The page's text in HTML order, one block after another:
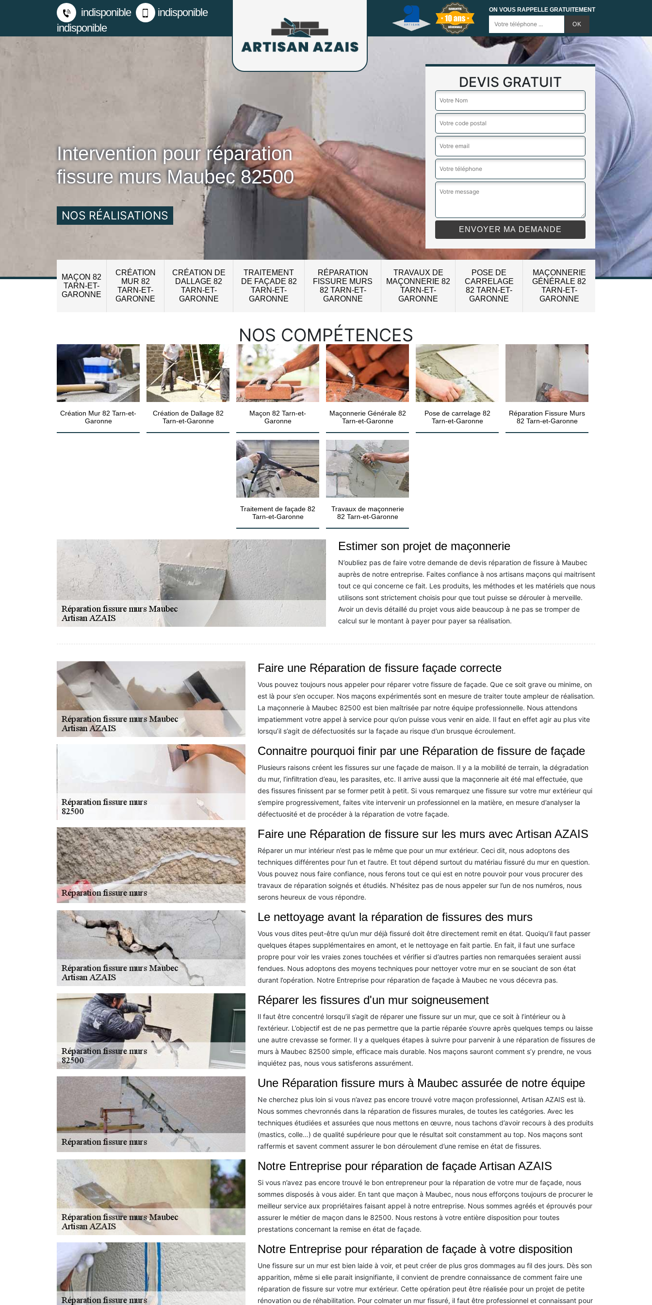
indisponible
indisponible
indisponible
ON VOUS RAPPELLE GRATUITEMENT
Intervention pour réparation
fissure murs Maubec 82500
NOS RÉALISATIONS
DEVIS GRATUIT
MAÇON 82
TARN-ET-
GARONNE
CRÉATION
MUR 82
TARN-ET-
GARONNE
CRÉATION DE
DALLAGE 82
TARN-ET-
GARONNE
TRAITEMENT
DE FAÇADE 82
TARN-ET-
GARONNE
RÉPARATION
FISSURE MURS
82 TARN-ET-
GARONNE
TRAVAUX DE
MAÇONNERIE 82
TARN-ET-
GARONNE
POSE DE
CARRELAGE
82 TARN-ET-
GARONNE
MAÇONNERIE
GÉNÉRALE 82
TARN-ET-
GARONNE
NOS COMPÉTENCES
Création Mur 82 Tarn-et-
Garonne
Création de Dallage 82
Tarn-et-Garonne
Maçon 82 Tarn-et-
Garonne
Maçonnerie Générale 82
Tarn-et-Garonne
Pose de carrelage 82
Tarn-et-Garonne
Réparation Fissure Murs
82 Tarn-et-Garonne
Traitement de façade 82
Tarn-et-Garonne
Travaux de maçonnerie
82 Tarn-et-Garonne
Estimer son projet de maçonnerie
N’oubliez pas de faire votre demande de devis réparation de fissure à Maubec
auprès de notre entreprise. Faites confiance à nos artisans maçons qui maitrisent
tout ce qui concerne ce fait. Les produits, les méthodes et les matériels que nous
utilisons sont strictement choisis pour que tout puisse se dérouler à merveille.
Avoir un devis détaillé du projet vous aide beaucoup à ne pas se tromper de
calcul sur le montant à payer pour payer sa réalisation.
Faire une Réparation de fissure façade correcte
Vous pouvez toujours nous appeler pour réparer votre fissure de façade. Que ce soit grave ou minime, on
est là pour s’en occuper. Nos maçons expérimentés sont en mesure de traiter toute ampleur de réalisation.
La maçonnerie à Maubec 82500 est bien maîtrisée par notre équipe professionnelle. Nous attendons
impatiemment votre appel à service pour qu’on puisse vous venir en aide. Il faut en effet agir au plus vite
lorsqu’il s’agit de défectuosités sur la façade au risque d’un brusque écroulement.
Connaitre pourquoi finir par une Réparation de fissure de façade
Plusieurs raisons créent les fissures sur une façade de maison. Il y a la mobilité de terrain, la dégradation
du mur, l’infiltration d’eau, les parasites, etc. Il arrive aussi que la maçonnerie ait été mal effectuée, que
des fissures finissent par se former petit à petit. Si vous remarquez une fissure sur votre mur extérieur qui
s’empire progressivement, faites vite intervenir un professionnel en la matière, en mesure d’analyser la
défectuosité et de procéder à la réparation de votre façade.
Faire une Réparation de fissure sur les murs avec Artisan AZAIS
Réparer un mur intérieur n’est pas le même que pour un mur extérieur. Ceci dit, nous adoptons des
techniques différentes pour l’un et l’autre. Et tout dépend surtout du matériau fissuré du mur en question.
Vous pouvez nous faire confiance, nous ferons tout ce qui est en notre pouvoir pour vous procurer des
travaux de réparation soignés et étudiés. N’hésitez pas de nous appeler sur l’un de nos numéros, nous
serons heureux de vous répondre.
Le nettoyage avant la réparation de fissures des murs
Vous vous dites peut-être qu’un mur déjà fissuré doit être directement remit en état. Quoiqu’il faut passer
quelques étapes supplémentaires en amont, et le nettoyage en fait partie. En fait, il faut une surface
propre pour voir les vraies zones touchées et vérifier si d’autres parties non remarquées seraient aussi
fendues. Nous adoptons des moyens techniques pour nettoyer votre mur en se souciant de son état
durant l’opération. Notre Entreprise pour réparation de façade à Maubec ne vous décevra pas.
Réparer les fissures d'un mur soigneusement
Il faut être concentré lorsqu’il s’agit de réparer une fissure sur un mur, que ce soit à l’intérieur ou à
l’extérieur. L’objectif est de ne pas permettre que la partie réparée s’ouvre après quelques temps ou laisse
une autre crevasse se former. Il y a quelques étapes à suivre pour parvenir à une réparation de fissures de
murs à Maubec 82500 simple, efficace mais durable. Nos maçons sauront comment s’y prendre, ne vous
inquiétez pas, nous vous satisferons assurément.
Une Réparation fissure murs à Maubec assurée de notre équipe
Ne cherchez plus loin si vous n’avez pas encore trouvé votre maçon professionnel, Artisan AZAIS est là.
Nous sommes chevronnés dans la réparation de fissures murales, de toutes les catégories. Avec les
techniques étudiées et assurées que nous mettons en œuvre, nous tachons d’avoir recours à des produits
(mastics, colle…) de qualité supérieure pour que le résultat soit constamment au top. Nos maçons sont
raffermis et savent comment assurer le bon déroulement d’une remise en état de fissures.
Notre Entreprise pour réparation de façade Artisan AZAIS
Si vous n’avez pas encore trouvé le bon entrepreneur pour la réparation de votre mur de façade, nous
sommes disposés à vous aider. En tant que maçon à Maubec, nous nous efforçons toujours de procurer le
meilleur service aux propriétaires faisant appel à notre entreprise. Nous sommes agréés et éprouvés pour
assurer le métier de maçon dans le 82500. Nous restons à votre entière disposition pour toutes
prestations concernant la remise en état de façade.
Notre Entreprise pour réparation de façade à votre disposition
Une fissure sur un mur est bien laide à voir, et peut créer de plus gros dommages au fil des jours. Dès son
apparition, même si elle parait insignifiante, il convient de prendre connaissance de comment faire une
réparation de fissure sur votre mur extérieur. Cette opération peut être réalisée pour un projet de petite
rénovation ou de réhabilitation. Pour colmater un mur fissuré, il faut être professionnel et connaissant pour